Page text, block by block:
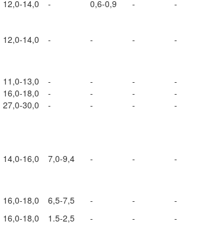
12,0-14,0 - 0,6-0,9 - -
12,0-14,0 - - - -
11,0-13,0
16,0-18,0
27,0-30,0
-
-
-
-
-
-
-
-
-
-
-
-
14,0-16,0 7,0-9,4 - - -
16,0-18,0 6,5-7,5 - - -
16,0-18,0 1.5-2,5 - - -